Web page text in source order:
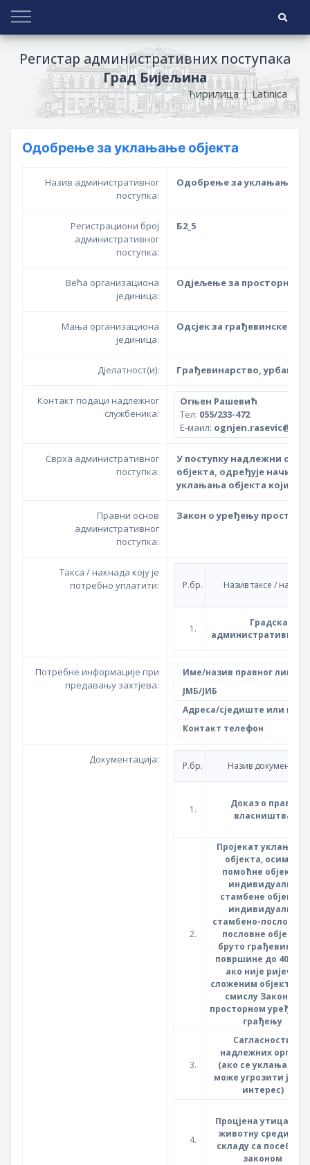
Регистар административних поступака
Град Бијељина
Ћирилица |Latinica
Одобрење за уклањање објекта
Назив административног
поступка:
Одобрење за уклањање
Регистрациони број
административног
поступка:
Б2_5
Већа организациона
јединица:
Одјељење за просторно
Мања организациона
јединица:
Одсјек за грађевинске и
Дјелатност(и): Грађевинарство,
Контакт подаци надлежног
службеника:
Огњен Рашевић
Тел: 055/233-472
Е-маил:
Сврха административног
поступка:
У поступку надлежни
објекта, одређује начин
уклањања објекта који не
Правни основ
административног
поступка:
Закон о уређењу
Такса / накнада коју је
потребно уплатити:
Р.бр. Назив таксе /
1.
Градска
административна
Потребне информације при
предавању захтјева:
Име/назив правног лица
ЈМБ/ЈИБ
Адреса/сједиште или
Контакт телефон
Документација:
Р.бр. Назив документа
1.
Доказ о праву
власништва
2.
Пројекат уклањања
објекта, осим за
помоћне објекте,
индивидуалне
стамбене објекте,
индивидуалне
стамбено-пословне
пословне објекте
бруто грађевинске
површине до 400 м² ,
ако није ријеч о
сложеним објектима
смислу Закона о
просторном уређењу
грађењу
3.
Сагласности
надлежних органа
(ако се уклањањем
може угрозити
интерес)
4.
Процјена утицаја на
животну средину у
складу са посебним
законом